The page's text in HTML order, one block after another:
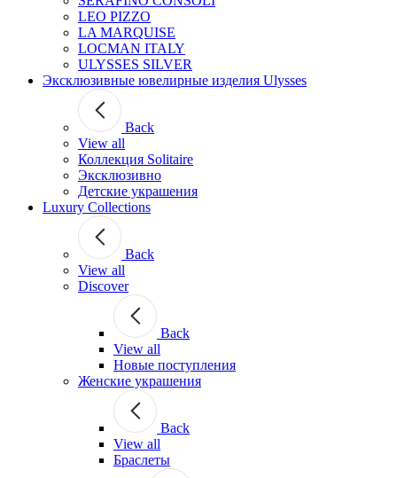
LEO PIZZO
LA MARQUISE
LOCMAN ITALY
ULYSSES SILVER
Эксклюзивные ювелирные изделия Ulysses
Back
View all
Коллекция Solitaire
Эксклюзивно
Детские украшения
Luxury Collections
Back
View all
Discover
Back
View all
Новые поступления
Женские украшения
Back
View all
Браслеты